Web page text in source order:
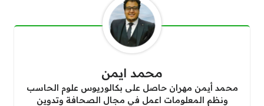
محمد ايمن
محمد أيمن مهران حاصل على بكالوريوس علوم الحاسب
ونظم المعلومات اعمل في مجال الصحافة وتدوين